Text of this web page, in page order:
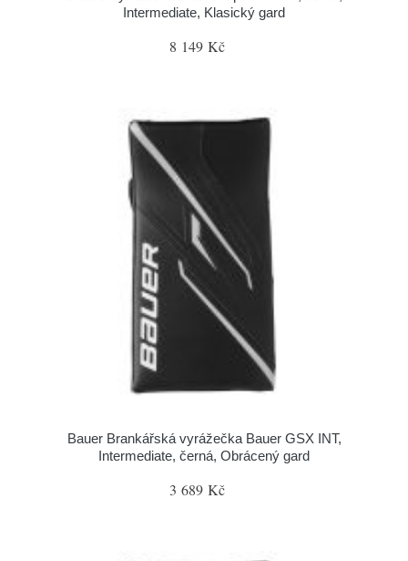
Intermediate, Klasický gard
8 149 Kč
Bauer Brankářská vyrážečka Bauer GSX INT,
Intermediate, černá, Obrácený gard
3 689 Kč